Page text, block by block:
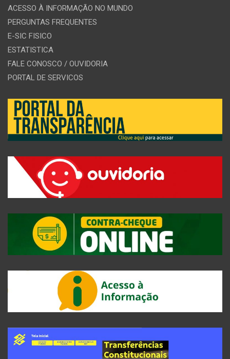
ACESSO À INFORMAÇÃO NO MUNDO
PERGUNTAS FREQUENTES
E-SIC FISICO
ESTATISTICA
FALE CONOSCO / OUVIDORIA
PORTAL DE SERVICOS